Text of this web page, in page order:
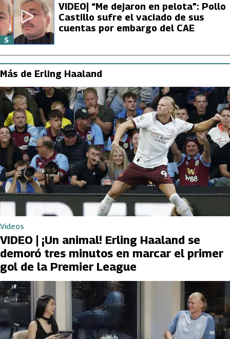
VIDEO| “Me dejaron en pelota”: Pollo
Castillo sufre el vaciado de sus
cuentas por embargo del CAE
5
Más de Erling Haaland
Videos
VIDEO | ¡Un animal! Erling Haaland se
demoró tres minutos en marcar el primer
gol de la Premier League